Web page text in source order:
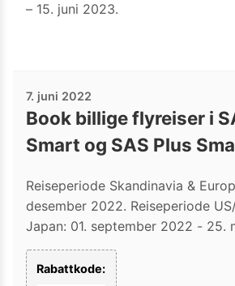
– 15. juni 2023.
7. juni 2022
Book billige flyreiser i
Smart og SAS Plus
Reiseperiode Skandinavia &
desember 2022. Reiseperiode
Japan: 01. september 2022 - 25.
Rabattkode: